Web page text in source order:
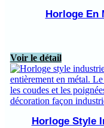
Horloge En
Voir le détail
Horloge Style